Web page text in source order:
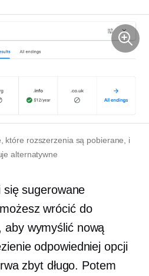
które rozszerzenia są pobierane, i
alternatywne
się sugerowane
wrócić do
aby wymyślić nową
odpowiedniej opcji
zbyt długo. Potem